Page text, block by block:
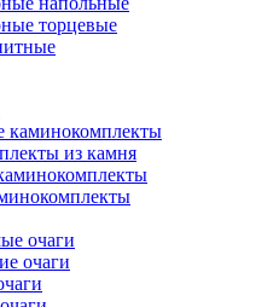
торцевые
каминокомплекты
из камня
очаги
очаги